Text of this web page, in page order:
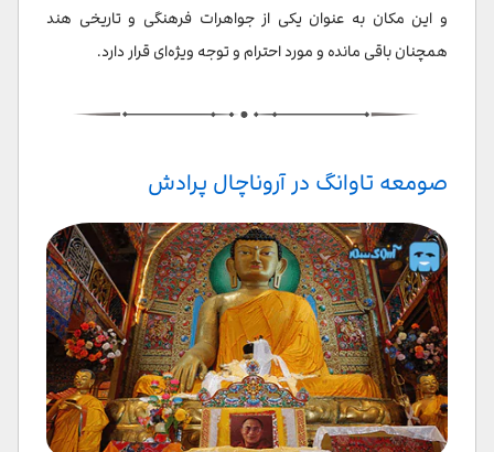
و این مکان به عنوان یکی از جواهرات فرهنگی و تاریخی هند
همچنان باقی مانده و مورد احترام و توجه ویژه‌ای قرار دارد.
صومعه تاوانگ در آروناچال پرادش